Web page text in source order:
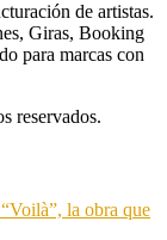
de artistas.
Giras, Booking
para marcas con
reservados.
la obra que